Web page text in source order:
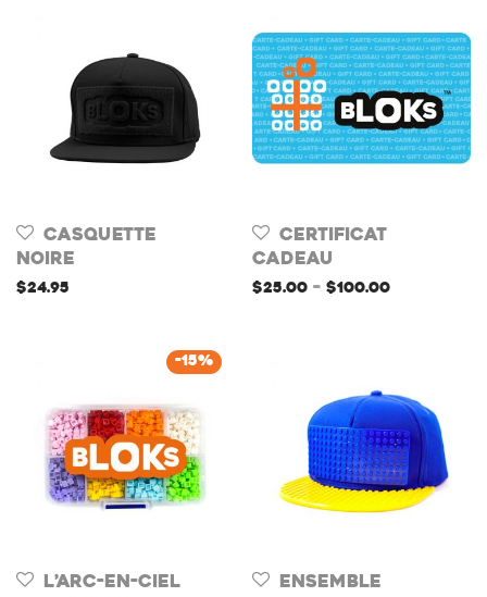
Casquette
Noire
$24.95
CERTIFICAT
CADEAU
$25.00 – $100.00
-15%
L’Arc-en-ciel
Ensemble